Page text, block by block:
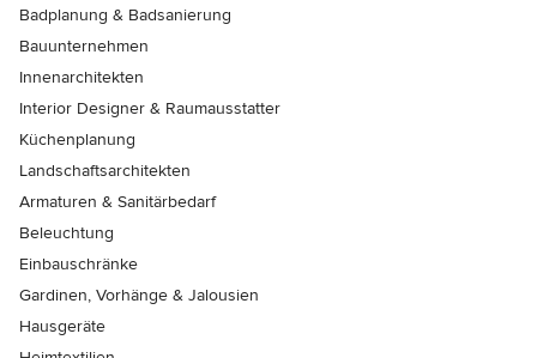
Badplanung & Badsanierung
Bauunternehmen
Innenarchitekten
Interior Designer & Raumausstatter
Küchenplanung
Landschaftsarchitekten
Armaturen & Sanitärbedarf
Beleuchtung
Einbauschränke
Gardinen, Vorhänge & Jalousien
Hausgeräte